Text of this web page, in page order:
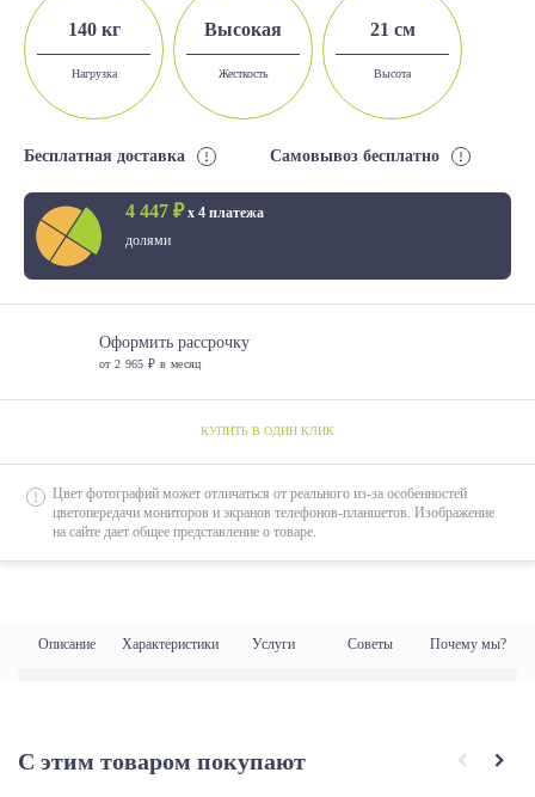
Описание Характеристики Услуги Советы Почему мы?
140 кг
Нагрузка
Высокая
Жесткость
21 см
Высота
Бесплатная доставка Самовывоз бесплатно
4 447 ₽х 4 платежа
долями
Оформить рассрочку
от 2 965 ₽ в месяц
КУПИТЬ В ОДИН КЛИК
Цвет фотографий может отличаться от реального из-за особенностей
цветопередачи мониторов и экранов телефонов-планшетов. Изображение
на сайте дает общее представление о товаре.
С этим товаром покупают